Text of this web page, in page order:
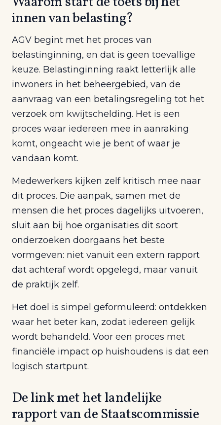
innen van belasting?
AGV begint met het proces van
belastinginning, en dat is geen toevallige
keuze. Belastinginning raakt letterlijk alle
inwoners in het beheergebied, van de
aanvraag van een betalingsregeling tot het
verzoek om kwijtschelding. Het is een
proces waar iedereen mee in aanraking
komt, ongeacht wie je bent of waar je
vandaan komt.
Medewerkers kijken zelf kritisch mee naar
dit proces. Die aanpak, samen met de
mensen die het proces dagelijks uitvoeren,
sluit aan bij hoe organisaties dit soort
onderzoeken doorgaans het beste
vormgeven: niet vanuit een extern rapport
dat achteraf wordt opgelegd, maar vanuit
de praktijk zelf.
Het doel is simpel geformuleerd: ontdekken
waar het beter kan, zodat iedereen gelijk
wordt behandeld. Voor een proces met
financiële impact op huishoudens is dat een
logisch startpunt.
De link met het landelijke
rapport van de Staatscommissie